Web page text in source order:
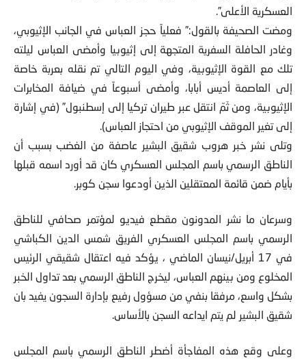
العسكرية الأعلى”.
ومضت الصحيفة بالقول:” فعلياً حجز العباس في الجانب الإثيوبي،
وغادر الحافلة السفرية المتجهة إلى إثيوبيا وأمضى العباس ليلته
تلك مع القوة الإثيوبية، وفي اليوم التالي تم نقله بعربة خاصة
إلى العاصمة أديس أبابا، وأمضى أسبوعاً في ضيافة المخابرات
الإثيوبية، ومن ثَمّ انتقل عبر طيران تركيا إلى إسطنبول” (في إشارة
إلى تغير الموقف الإثيوبي من احتجاز العباس).
وتلى نشر خبر هروب شقيق البشير عاصفة من الغضب بسبب أن
الناطق الرسمي باسم المجلس العسكري كان قد أورد اسمه قبلها
بأيام ضمن قائمة المعتقلين الذين أودعوا سجن كوبر.
وسرعان ما نشر المدونون مقطع فيديو لمؤتمر صحافي للناطق
الرسمي باسم المجلس العسكري الفريق شمس الدين الكباشي
في 17 أبريل/نيسان الماضي ، يؤكد فيه اعتقال شقيقي الرئيس
المخلوع ومن بينهم العباس، ليخرج الناطق الرسمي بعد تداول الخبر
بشكل واسع، مرفقا بنفي من مسؤول رفيع بإدارة السجون يفيد بان
شقيق البشير لم يتم ايداعه السجن بالأساس.
وعلى وقع هذه المفاجأة أضطر الناطق الرسمي باسم المجلس